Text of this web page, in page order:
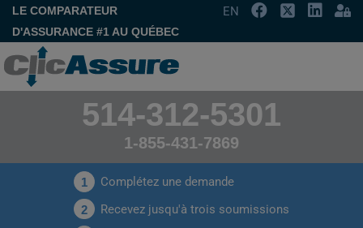
LE COMPARATEUR
D'ASSURANCE #1 AU QUÉBEC
EN
514-312-5301
1-855-431-7869
1 Complétez une demande
2 Recevez jusqu'à trois soumissions